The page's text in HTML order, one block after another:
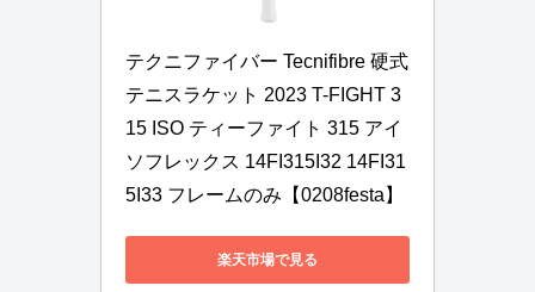
テクニファイバー Tecnifibre 硬式
テニスラケット 2023 T-FIGHT 3
15 ISO ティーファイト 315 アイ
ソフレックス 14FI315I32 14FI31
5I33 フレームのみ【0208festa】
楽天市場で見る